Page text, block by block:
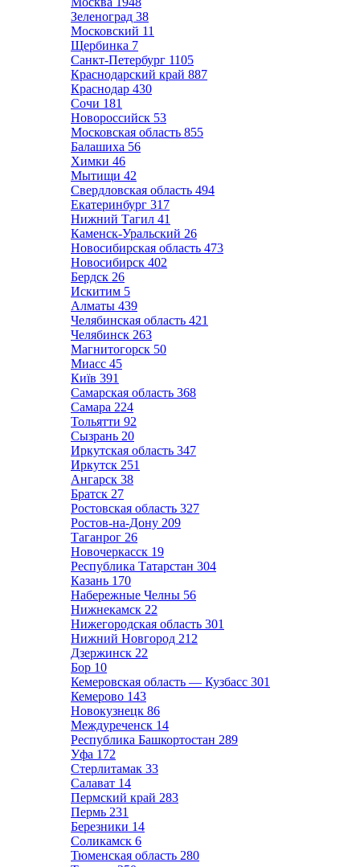
Зеленоград 38
Московский 11
Щербинка 7
Санкт-Петербург 1105
Краснодарский край 887
Краснодар 430
Сочи 181
Новороссийск 53
Московская область 855
Балашиха 56
Химки 46
Мытищи 42
Свердловская область 494
Екатеринбург 317
Нижний Тагил 41
Каменск-Уральский 26
Новосибирская область 473
Новосибирск 402
Бердск 26
Искитим 5
Алматы 439
Челябинская область 421
Челябинск 263
Магнитогорск 50
Миасс 45
Київ 391
Самарская область 368
Самара 224
Тольятти 92
Сызрань 20
Иркутская область 347
Иркутск 251
Ангарск 38
Братск 27
Ростовская область 327
Ростов-на-Дону 209
Таганрог 26
Новочеркасск 19
Республика Татарстан 304
Казань 170
Набережные Челны 56
Нижнекамск 22
Нижегородская область 301
Нижний Новгород 212
Дзержинск 22
Бор 10
Кемеровская область — Кузбасс 301
Кемерово 143
Новокузнецк 86
Междуреченск 14
Республика Башкортостан 289
Уфа 172
Стерлитамак 33
Салават 14
Пермский край 283
Пермь 231
Березники 14
Соликамск 6
Тюменская область 280